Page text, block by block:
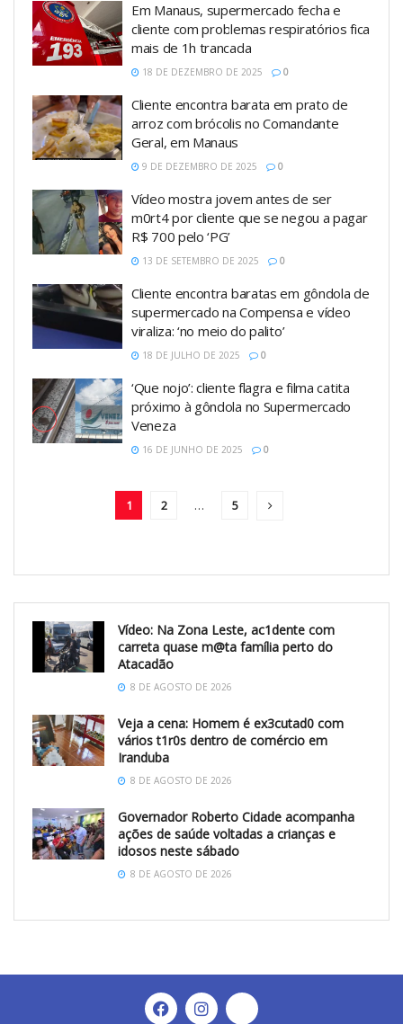
Em Manaus, supermercado fecha e
cliente com problemas respiratórios fica
mais de 1h trancada
18 DE DEZEMBRO DE 2025 0
Cliente encontra barata em prato de
arroz com brócolis no Comandante
Geral, em Manaus
9 DE DEZEMBRO DE 2025 0
Vídeo mostra jovem antes de ser
m0rt4 por cliente que se negou a pagar
R$ 700 pelo ‘PG’
13 DE SETEMBRO DE 2025 0
Cliente encontra baratas em gôndola de
supermercado na Compensa e vídeo
viraliza: ‘no meio do palito’
18 DE JULHO DE 2025 0
‘Que nojo’: cliente flagra e filma catita
próximo à gôndola no Supermercado
Veneza
16 DE JUNHO DE 2025 0
1 2 … 5
Vídeo: Na Zona Leste, ac1dente com
carreta quase m@ta família perto do
Atacadão
8 DE AGOSTO DE 2026
Veja a cena: Homem é ex3cutad0 com
vários t1r0s dentro de comércio em
Iranduba
8 DE AGOSTO DE 2026
Governador Roberto Cidade acompanha
ações de saúde voltadas a crianças e
idosos neste sábado
8 DE AGOSTO DE 2026